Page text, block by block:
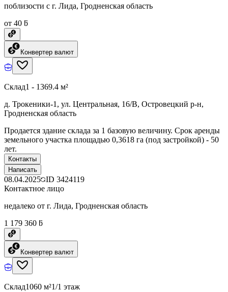
поблизости с г. Лида, Гродненская область
от 40 ƃ
Конвертер валют
Склад1 - 1369.4 м²
д. Трокеники-1, ул. Центральная, 16/В, Островецкий р-н,
Гродненская область
Продается здание склада за 1 базовую величину. Срок аренды
земельного участка площадью 0,3618 га (под застройкой) - 50
лет.
Контакты
Написать
08.04.2025 ID 3424119
Контактное лицо
недалеко от г. Лида, Гродненская область
1 179 360 ƃ
Конвертер валют
Склад1060 м²1/1 этаж